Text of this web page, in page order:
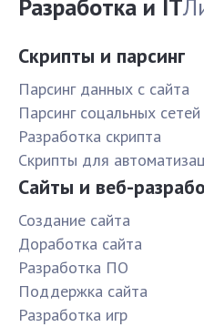
Разработка и IT
Скрипты и парсинг
Парсинг данных с сайта
Парсинг соцальных сетей
Разработка скрипта
Скрипты для
Сайты и веб-
Создание сайта
Доработка сайта
Разработка ПО
Поддержка сайта
Разработка игр